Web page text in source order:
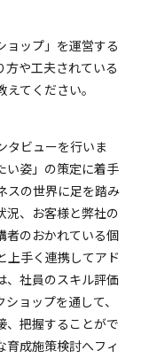
ョップ」を運営する
方や工夫されている
てください。
タビューを行いま
い姿」の策定に着手
スの世界に足を踏み
況、お客様と弊社の
者のおかれている個
上手く連携してアド
、社員のスキル評価
ョップを通して、
、把握することがで
育成施策検討へフィ